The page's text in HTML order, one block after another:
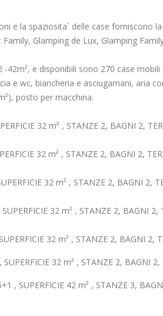
e la spaziosita` delle case forniscono
Glamping de Lux, Glamping
e disponibili sono 270 case
e wc, biancheria e asciugamani, aria
posto per macchina.
32 m² , STANZE 2, BAGNI 2,
32 m² , STANZE 2, BAGNI 2,
32 m² , STANZE 2, BAGNI 2,
32 m² , STANZE 2, BAGNI 2,
32 m² , STANZE 2, BAGNI 2,
SUPERFICIE 32 m² , STANZE 2, BAGNI
, SUPERFICIE 42 m² , STANZE 3,